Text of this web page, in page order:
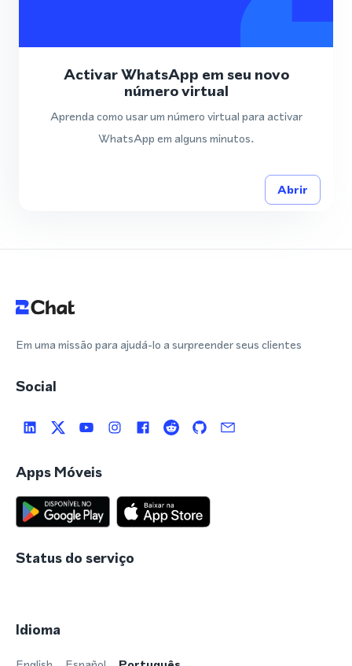
Activar WhatsApp em seu novo
número virtual
Aprenda como usar um número virtual para activar
WhatsApp em alguns minutos.
Abrir
Em uma missão para ajudá-lo a surpreender seus clientes
Social
Apps Móveis
Status do serviço
Idioma